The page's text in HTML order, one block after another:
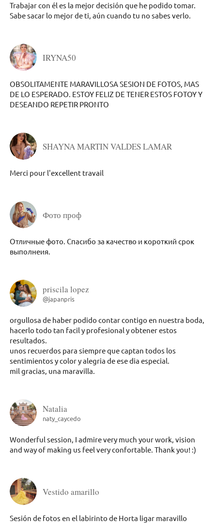
Trabajar con él es la mejor decisión que he podido tomar.
Sabe sacar lo mejor de ti, aún cuando tu no sabes verlo.
IRYNA50
OBSOLITAMENTE MARAVILLOSA SESION DE FOTOS, MAS
DE LO ESPERADO. ESTOY FELIZ DE TENER ESTOS FOTOY Y
DESEANDO REPETIR PRONTO
SHAYNA MARTIN VALDES LAMAR
Merci pour l'excellent travail
Фото проф
Отличные фото. Спасибо за качество и короткий срок
выполнеия.
priscila lopez
@japanpris
orgullosa de haber podido contar contigo en nuestra boda,
hacerlo todo tan facil y profesional y obtener estos
resultados.
unos recuerdos para siempre que captan todos los
sentimientos y color y alegria de ese dia especial.
mil gracias, una maravilla.
Natalia
naty_caycedo
Wonderful session, I admire very much your work, vision
and way of making us feel very confortable. Thank you! :)
Vestido amarillo
Sesión de fotos en el labirinto de Horta ligar maravillo